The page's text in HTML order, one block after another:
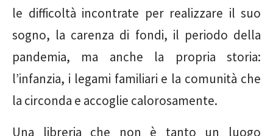
le difficoltà incontrate per realizzare il suo
sogno, la carenza di fondi, il periodo della
pandemia, ma anche la propria storia:
l’infanzia, i legami familiari e la comunità che
la circonda e accoglie calorosamente.
Una libreria che non è tanto un luogo